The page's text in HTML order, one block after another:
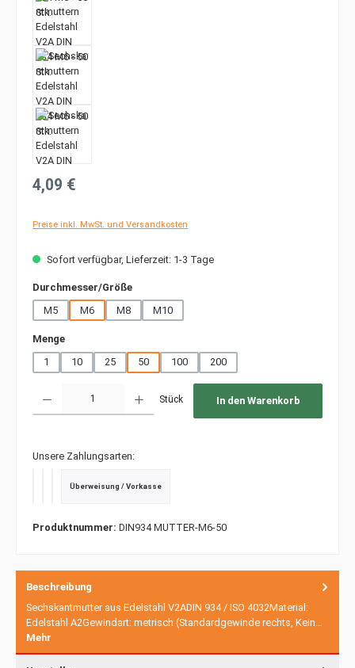
Regulärer Preis:
4,09 €
Preise inkl. MwSt. und Versandkosten
Sofort verfügbar, Lieferzeit: 1-3 Tage
Durchmesser/Größeauswählen
M5
M6 M8 M10
Mengeauswählen
1
10 25 50 100 200
Stück In den Warenkorb
Unsere Zahlungsarten:
Überweisung / Vorkasse
Produktnummer: DIN934 MUTTER-M6-50
Beschreibung
Sechskantmutter aus Edelstahl V2ADIN 934 / ISO 4032Material:
Edelstahl A2Gewindart: metrisch (Standardgewinde rechts, Kein…
Mehr